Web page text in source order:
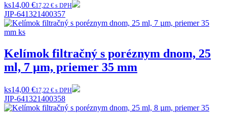
ks14,00 €17,22 € s DPH
JIP-641321400357
Kelímok filtračný s poréznym dnom, 25
ml, 7 µm, priemer 35 mm
ks14,00 €17,22 € s DPH
JIP-641321400358